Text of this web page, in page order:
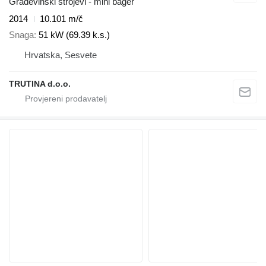
2014
10.101 m/č
Snaga 51 kW (69.39 k.s.)
Hrvatska, Sesvete
TRUTINA d.o.o.